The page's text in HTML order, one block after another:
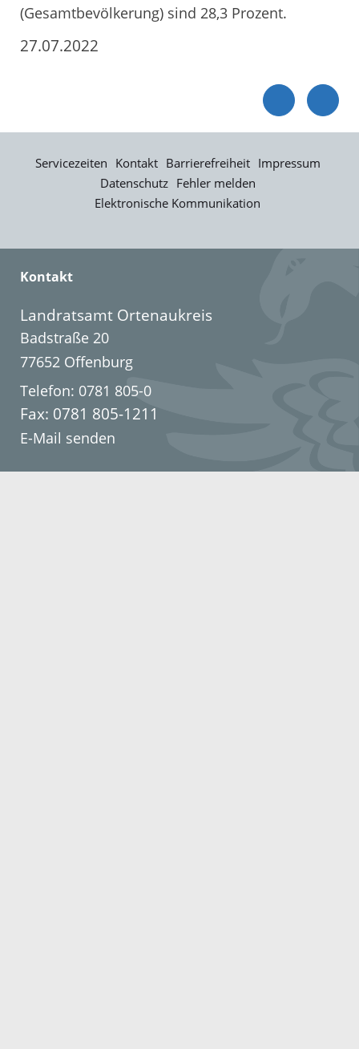
(Gesamtbevölkerung) sind 28,3 Prozent.
27.07.2022
Servicezeiten Kontakt Barrierefreiheit Impressum
Datenschutz Fehler melden
Elektronische Kommunikation
Kontakt
Landratsamt Ortenaukreis
Badstraße 20
77652 Offenburg
Telefon: 0781 805-0
Fax: 0781 805-1211
E-Mail senden